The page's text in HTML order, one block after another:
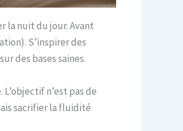
la nuit du jour. Avant
S’inspirer des
des bases saines.
n’est pas de
sacrifier la fluidité